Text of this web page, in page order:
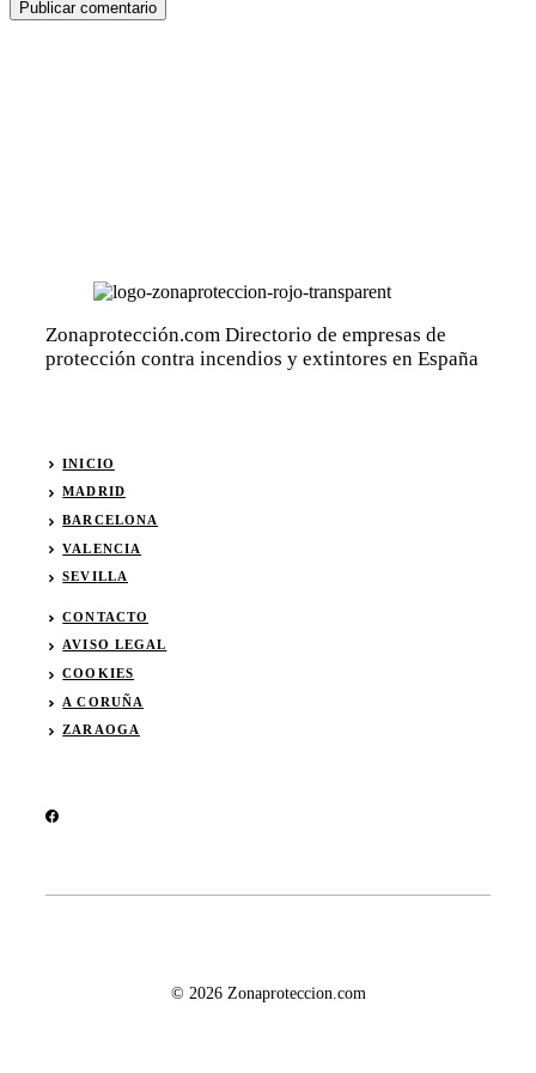
Zonaprotección.com Directorio de empresas de
protección contra incendios y extintores en España
INICIO
MADRID
BARCELONA
VALENCIA
SEVILLA
CONTACTO
AVISO LEGAL
COOKIES
A CORUÑA
ZARAOGA
© 2026 Zonaproteccion.com